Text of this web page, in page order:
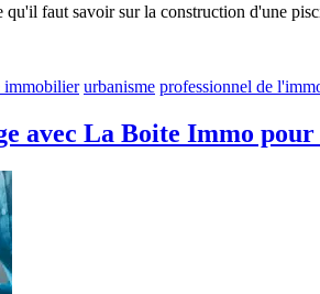
faut savoir sur la construction d'une
immobilier urbanisme professionnel de
avec La Boite Immo